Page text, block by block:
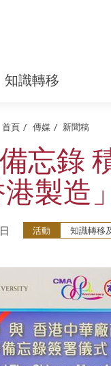
知識轉移
首頁 傳媒 新聞稿
忘錄
製造
活動 知識轉移